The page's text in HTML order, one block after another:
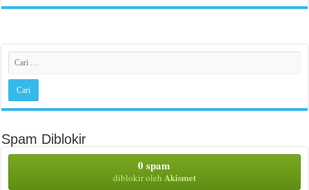
Spam Diblokir
0 spam
diblokir oleh Akismet